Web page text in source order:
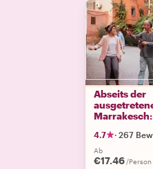
Abseits der
4.7 · 267
Ab
€17.46 /Person